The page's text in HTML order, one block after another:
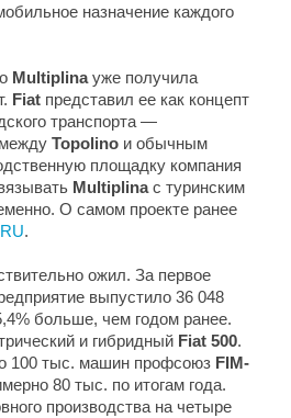
назначение каждого
Multiplinaуже получила
Fiat представил ее как концепт
транспорта —
Topolino и обычным
площадку компания
Multiplinaс туринским
О самом проекте ранее
.
ожил. За первое
выпустило 36 048
больше, чем годом ранее.
и гибридный Fiat 500.
100 тыс. машин профсоюз FIM-
80 тыс. по итогам года.
производства на четыре